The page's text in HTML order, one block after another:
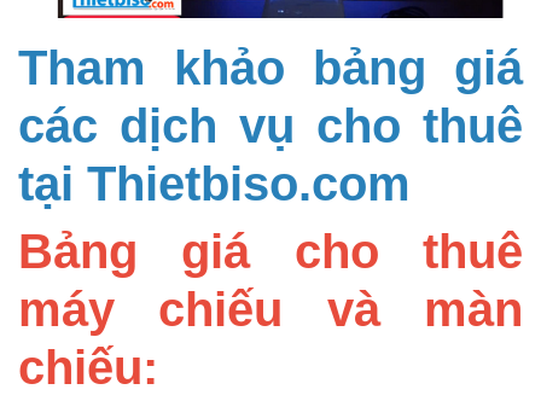
Tham khảo bảng giá
các dịch vụ cho thuê
tại Thietbiso.com
Bảng giá cho thuê
máy chiếu và màn
chiếu: